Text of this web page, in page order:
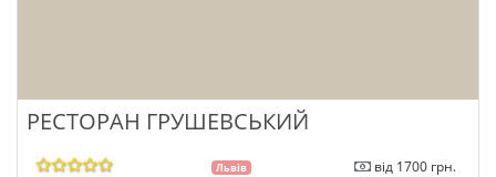
РЕСТОРАН ГРУШЕВСЬКИЙ
Львів від 1700 грн.